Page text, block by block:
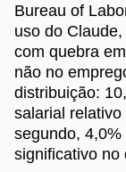
Bureau of
uso do
com quebra
não no
distribuição:
salarial
segundo,
significativo no